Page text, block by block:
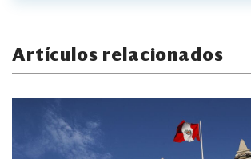
Artículos relacionados